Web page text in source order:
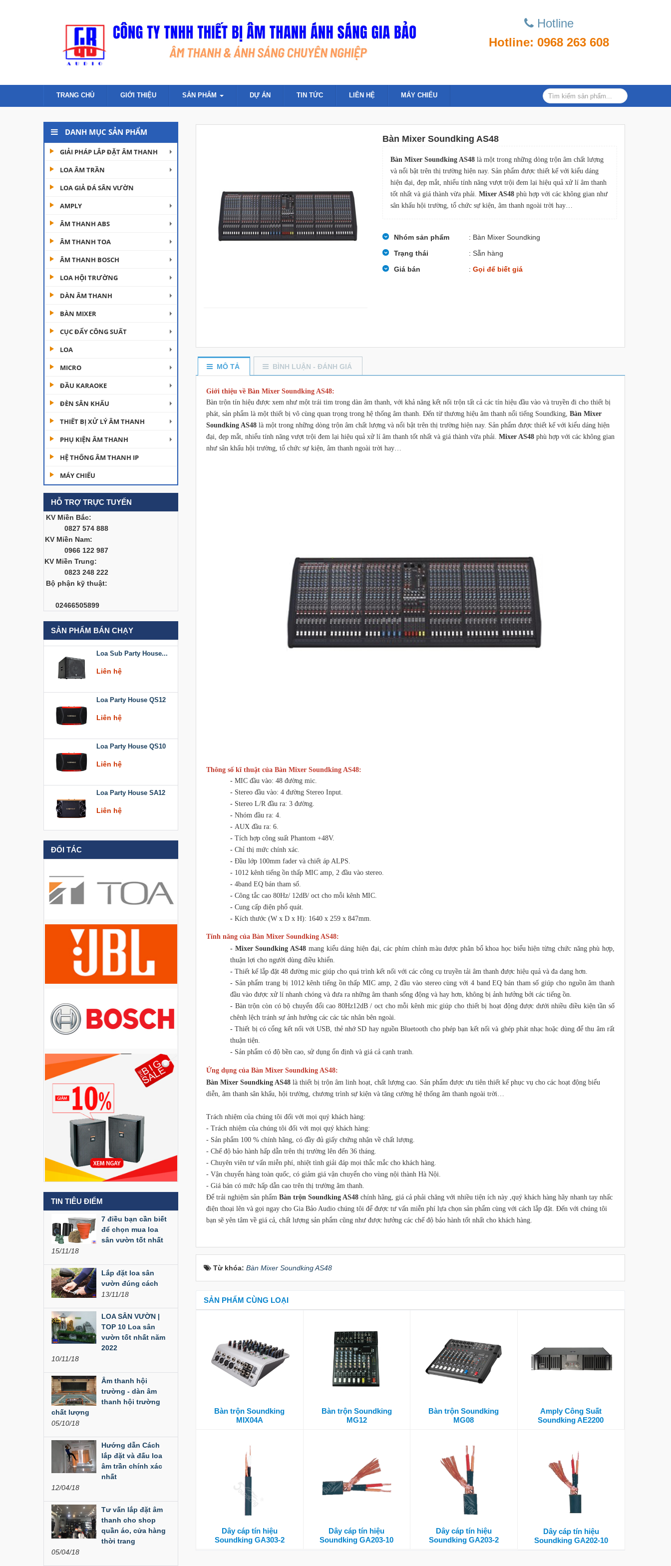
Hotline
Hotline: 0968 263 608
TRANG CHỦ GIỚI THIỆU SẢN PHẨM DỰ ÁN TIN TỨC LIÊN HỆ MÁY CHIẾU
DANH MỤC SẢN PHẨM
GIẢI PHÁP LẮP ĐẶT ÂM THANH
LOA ÂM TRẦN
LOA GIẢ ĐÁ SÂN VƯỜN
AMPLY
ÂM THANH ABS
ÂM THANH TOA
ÂM THANH BOSCH
LOA HỘI TRƯỜNG
DÀN ÂM THANH
BÀN MIXER
CỤC ĐẨY CÔNG SUẤT
LOA
MICRO
ĐẦU KARAOKE
ĐÈN SÂN KHẤU
THIẾT BỊ XỬ LÝ ÂM THANH
PHỤ KIỆN ÂM THANH
HỆ THỐNG ÂM THANH IP
MÁY CHIẾU
HỖ TRỢ TRỰC TUYẾN
KV Miền Bắc:
0827 574 888
KV Miền Nam:
0966 122 987
KV Miền Trung:
0823 248 222
Bộ phận kỹ thuật:
02466505899
SẢN PHẨM BÁN CHẠY
Liên hệ
Cục đẩy công suất
Dàn âm thanh hội
trường...
Bàn Mixer
Allen&Heath...
Liên hệ
Bàn Mixer
Liên hệ
Loa Sub Party House
D218
Liên hệ
Loa Sub Party House...
Liên hệ
Loa Party House QS12
Liên hệ
Loa Party House QS10
Liên hệ
Loa Party House SA12
Liên hệ
Loa Party House KT510
Liên hệ
Loa Party House PH12
Liên hệ
Loa Party House PH10
Loa Party House AP12
Loa Party House AP10
Liên hệ
Loa Party House MF15
Liên hệ
Loa Party House MF12
Liên hệ
Liên hệ
Liên hệ
Liên hệ
Đèn Led Moving 108
Liên hệ
Đèn Moving Beam
350W
Đèn Moving Beam 230
Plus
Liên hệ
Liên hệ
Cục đẩy công suất
ĐỐI TÁC
TIN TIÊU ĐIỂM
7 điều bạn cần biết
để chọn mua loa
sân vườn tốt nhất
15/11/18
Lắp đặt loa sân
vườn đúng cách
13/11/18
LOA SÂN VƯỜN |
TOP 10 Loa sân
vườn tốt nhất năm
2022
10/11/18
Âm thanh hội
trường - dàn âm
thanh hội trường
chất lượng
05/10/18
Hướng dẫn Cách
lắp đặt và đấu loa
âm trần chính xác
nhất
12/04/18
Tư vấn lắp đặt âm
thanh cho shop
quần áo, cửa hàng
thời trang
05/04/18
Bàn Mixer Soundking AS48
Bàn Mixer Soundking AS48là một trong những dòng trộn âm chất lượng
và nổi bật trên thị trường hiện nay. Sản phẩm được thiết kế với kiểu dáng
hiện đại, đẹp mắt, nhiểu tính năng vượt trội đem lại hiệu quả xử lí âm thanh
tốt nhất và giá thành vừa phải. Mixer AS48phù hợp với các không gian như
sân khấu hội trường, tổ chức sự kiện, âm thanh ngoài trời hay…
Nhóm sản phẩm
: Bàn Mixer Soundking
Trạng thái
: Sẵn hàng
Giá bán
: Gọi để biết giá
MÔ TẢ BÌNH LUẬN - ĐÁNH GIÁ
Giới thiệu về Bàn Mixer Soundking AS48:
Bàn trộn tín hiệu được xem như một trái tim trong dàn âm thanh, với khả năng kết nối trộn tất cả các tín hiệu đầu vào và truyền đi cho thiết bị
phát, sản phẩm là một thiết bị vô cùng quan trọng trong hệ thống âm thanh. Đến từ thương hiệu âm thanh nổi tiếng Soundking, Bàn Mixer
Soundking AS48 là một trong những dòng trộn âm chất lượng và nổi bật trên thị trường hiện nay. Sản phẩm được thiết kế với kiểu dáng hiện
đại, đẹp mắt, nhiểu tính năng vượt trội đem lại hiệu quả xử lí âm thanh tốt nhất và giá thành vừa phải. Mixer AS48 phù hợp với các không gian
như sân khấu hội trường, tổ chức sự kiện, âm thanh ngoài trời hay…
Thông số kĩ thuật của Bàn Mixer Soundking AS48:
- MIC đầu vào: 48 đường mic.
- Stereo đầu vào: 4 đường Stereo Input.
- Stereo L/R đầu ra: 3 đường.
- Nhóm đầu ra: 4.
- AUX đầu ra: 6.
- Tích hợp công suất Phantom +48V.
- Chỉ thị mức chính xác.
- Đầu lớp 100mm fader và chiết áp ALPS.
- 1012 kênh tiếng ồn thấp MIC amp, 2 đầu vào stereo.
- 4band EQ bán tham số.
- Công tắc cao 80Hz/ 12dB/ oct cho mỗi kênh MIC.
- Cung cấp điện phổ quát.
- Kích thước (W x D x H): 1640 x 259 x 847mm.
Tính năng của Bàn Mixer Soundking AS48:
- Mixer Soundking AS48 mang kiểu dáng hiện đại, các phím chỉnh màu được phân bổ khoa học biểu hiện từng chức năng phù hợp,
thuận lợi cho người dùng điều khiển.
- Thiết kế lắp đặt 48 đường mic giúp cho quá trình kết nối với các công cụ truyền tải âm thanh được hiệu quả và đa dạng hơn.
- Sản phẩm trang bị 1012 kênh tiếng ồn thấp MIC amp, 2 đầu vào stereo cùng với 4 band EQ bán tham số giúp cho nguồn âm thanh
đầu vào được xử lí nhanh chóng và đưa ra những âm thanh sống động và hay hơn, không bị ảnh hưởng bởi các tiếng ồn.
- Bàn trộn còn có bộ chuyển đổi cao 80Hz12dB / oct cho mỗi kênh mic giúp cho thiết bị hoạt động được dưới nhiều điều kiện tần số
chênh lệch tránh sự ảnh hưởng các các tác nhân bên ngoài.
-Thiết bị có cổng kết nối với USB, thẻ nhớ SD hay nguồn Bluetooth cho phép bạn kết nối và ghép phát nhạc hoặc dùng để thu âm rất
thuận tiện.
- Sản phẩm có độ bền cao, sử dụng ổn định và giá cả cạnh tranh.
Ứng dụng của Bàn Mixer Soundking AS48:
Bàn Mixer Soundking AS48 là thiết bị trộn âm linh hoạt, chất lượng cao. Sản phẩm được ưu tiên thiết kế phục vụ cho các hoạt động biểu
diễn, âm thanh sân khấu, hội trường, chương trình sự kiện và tăng cường hệ thống âm thanh ngoài trời…
Trách nhiệm của chúng tôi đối với mọi quý khách hàng:
- Trách nhiệm của chúng tôi đối với mọi quý khách hàng:
- Sản phẩm 100 % chính hãng, có đầy đủ giấy chứng nhận về chất lượng.
- Chế độ bảo hành hấp dẫn trên thị trường lên đến 36 tháng.
- Chuyên viên tư vấn miễn phí, nhiệt tình giải đáp mọi thắc mắc cho khách hàng.
- Vận chuyển hàng toàn quốc, có giảm giá vận chuyển cho vùng nội thành Hà Nội.
- Giá bán có mức hấp dẫn cao trên thị trường âm thanh.
Để trải nghiệm sản phẩm Bàn trộn Soundking AS48 chính hãng, giá cả phải chăng với nhiều tiện ích này ,quý khách hàng hãy nhanh tay nhấc
điện thoại lên và gọi ngay cho Gia Bảo Audio chúng tôi để được tư vấn miễn phí lựa chọn sản phẩm cùng với cách lắp đặt. Đến với chúng tôi
bạn sẽ yên tâm về giá cả, chất lượng sản phẩm cũng như được hưởng các chế độ bảo hành tốt nhất cho khách hàng.
Từ khóa: Bàn Mixer Soundking AS48
SẢN PHẨM CÙNG LOẠI
Bàn trộn Soundking
MIX04A
Bàn trộn Soundking
MG12
Bàn trộn Soundking
MG08
Amply Công Suất
Soundking AE2200
Dây cáp tín hiệu
Soundking GA303-2
Dây cáp tín hiệu
Soundking GA203-10
Dây cáp tín hiệu
Soundking GA203-2
Dây cáp tín hiệu
Soundking GA202-10